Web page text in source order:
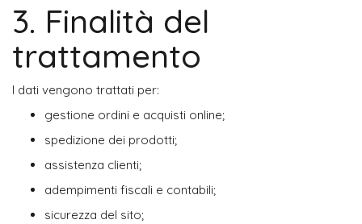
3. Finalità del
trattamento
I dati vengono trattati per:
gestione ordini e acquisti online;
spedizione dei prodotti;
assistenza clienti;
adempimenti fiscali e contabili;
sicurezza del sito;